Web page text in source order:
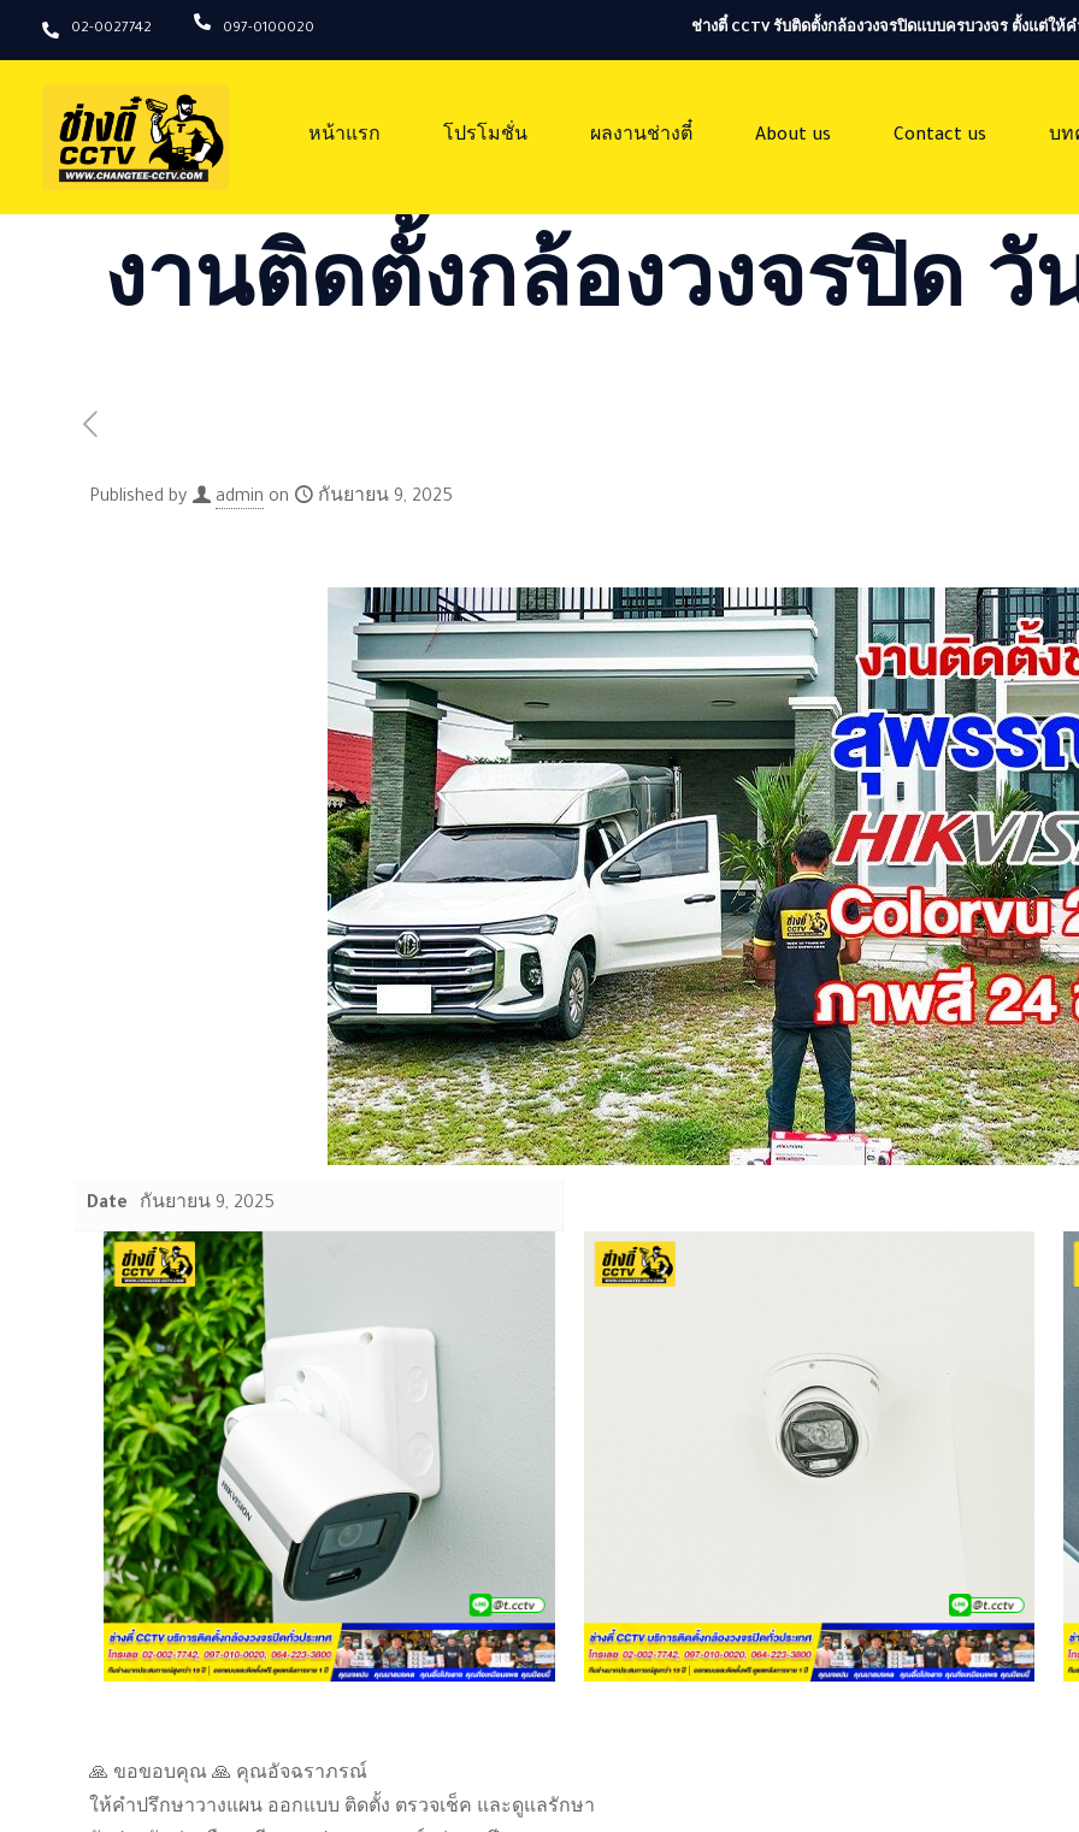
02-0027742 097-0100020 ช่างตี๋ CCTV รับติดตั้งกล้องวงจรปิดแบบครบวงจร ตั้งแต่
หน้าแรก โปรโมชั่น ผลงานช่างตี๋ About us Contact us บท
งานติดตั้งกล้องวงจรปิด วั
Published by admin on กันยายน 9, 2025
Date กันยายน 9, 2025
🙏 ขอขอบคุณ 🙏 คุณอัจฉราภรณ์
ให้คำปรึกษาวางแผน ออกแบบ ติดตั้ง ตรวจเช็ค และดูแลรักษา